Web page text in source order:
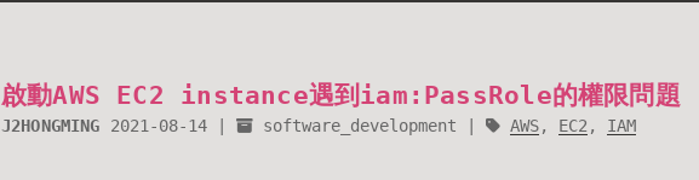
啟動AWS EC2 instance遇到iam:PassRole的權限問題
J2HONGMING 2021-08-14 software_development AWS, EC2 , IAM